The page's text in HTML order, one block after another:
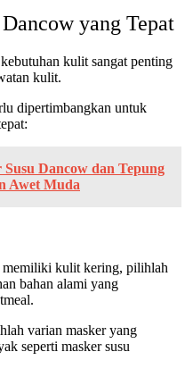
yang Tepat
kulit sangat penting
kulit.
dipertimbangkan untuk
Dancow dan Tepung
Awet Muda
memiliki kulit kering, pilihlah
bahan alami yang
varian masker yang
seperti masker susu